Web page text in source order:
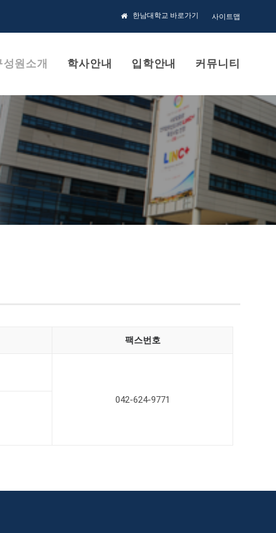
한남대학교 바로가기 사이트맵
성원소개 학사안내 입학안내 커뮤니티
팩스번호
042-624-9771